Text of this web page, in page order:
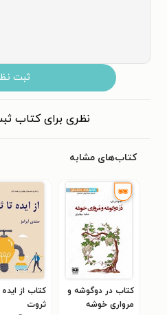
ثبت
نظری برای کتاب
کتاب‌های مشابه
کتاب در دوگوشه و
مرواری خوشه
کتاب از ایده
ثروت